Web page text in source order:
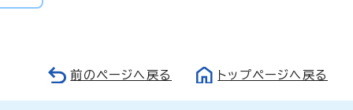
前のページへ戻る トップページへ戻る